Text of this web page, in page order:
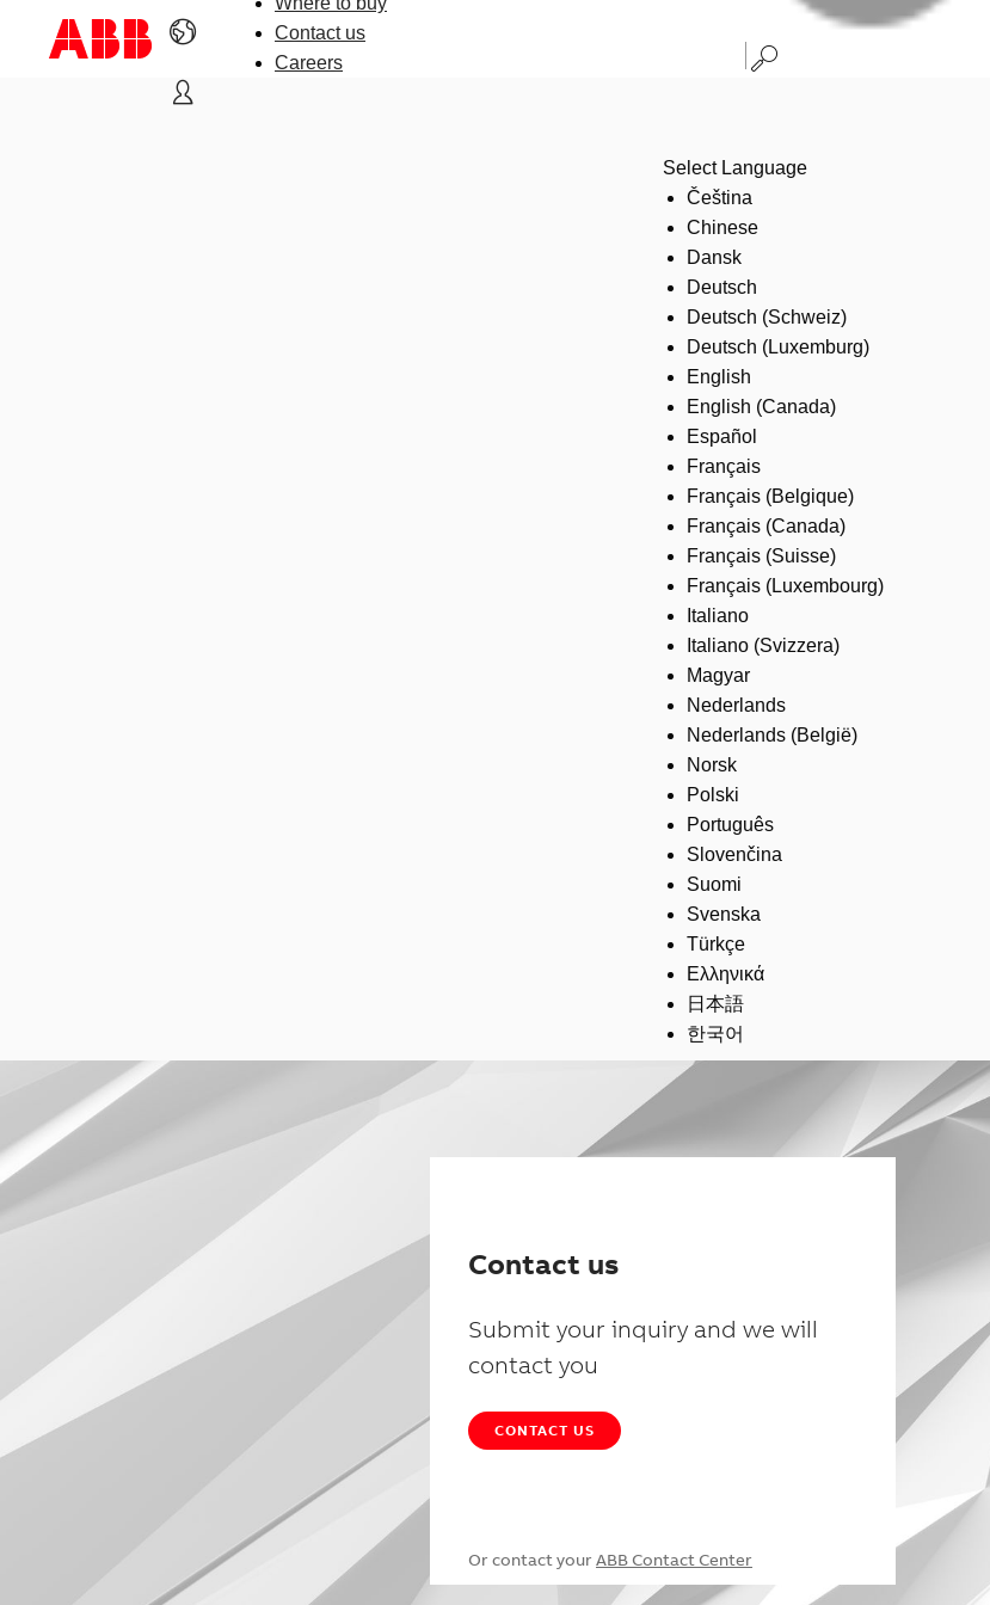
Contact us
Careers
Select Language
Čeština
Chinese
Dansk
Deutsch
Deutsch (Schweiz)
Deutsch (Luxemburg)
English
English (Canada)
Español
Français
Français (Belgique)
Français (Canada)
Français (Suisse)
Français (Luxembourg)
Italiano
Italiano (Svizzera)
Magyar
Nederlands
Nederlands (België)
Norsk
Polski
Português
Slovenčina
Suomi
Svenska
Türkçe
Ελληνικά
日本語
한국어
Contact us
Submit your inquiry and we will
contact you
CONTACT US
Or contact your ABB Contact Center